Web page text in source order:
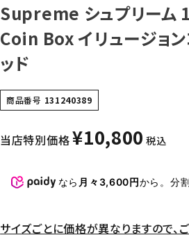
Supreme シュプリー
Coin Box イリュージョ
ッド
商品番号 131240389
当店特別価格¥10,800 税込
なら 月々3,600円から。分
サイズごとに価格が異なりますので、